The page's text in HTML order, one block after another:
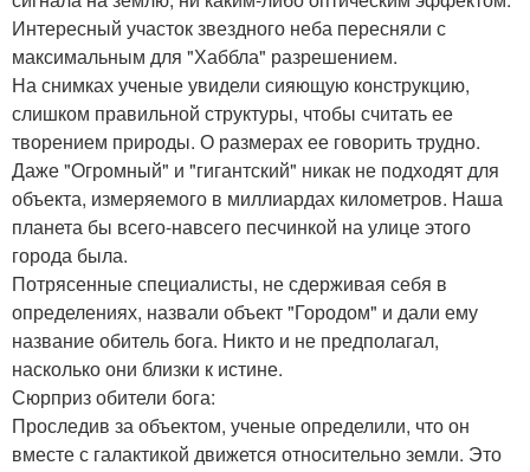
Интересный участок звездного неба пересняли с
максимальным для "Хаббла" разрешением.
На снимках ученые увидели сияющую конструкцию,
слишком правильной структуры, чтобы считать ее
творением природы. О размерах ее говорить трудно.
Даже "Огромный" и "гигантский" никак не подходят для
объекта, измеряемого в миллиардах километров. Наша
планета бы всего-навсего песчинкой на улице этого
города была.
Потрясенные специалисты, не сдерживая себя в
определениях, назвали объект "Городом" и дали ему
название обитель бога. Никто и не предполагал,
насколько они близки к истине.
Сюрприз обители бога:
Проследив за объектом, ученые определили, что он
вместе с галактикой движется относительно земли. Это